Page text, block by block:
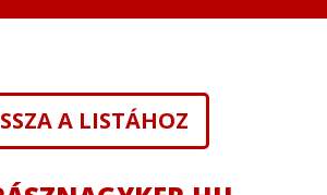
A LISTÁHOZ